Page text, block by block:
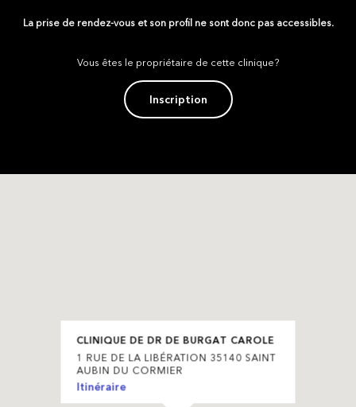
La prise de rendez-vous et son profil ne sont donc pas accessibles.
Vous êtes le propriétaire de cette clinique?
Inscription
CLINIQUE DE DR DE BURGAT CAROLE
1 RUE DE LA LIBÉRATION 35140 SAINT
AUBIN DU CORMIER
Itinéraire